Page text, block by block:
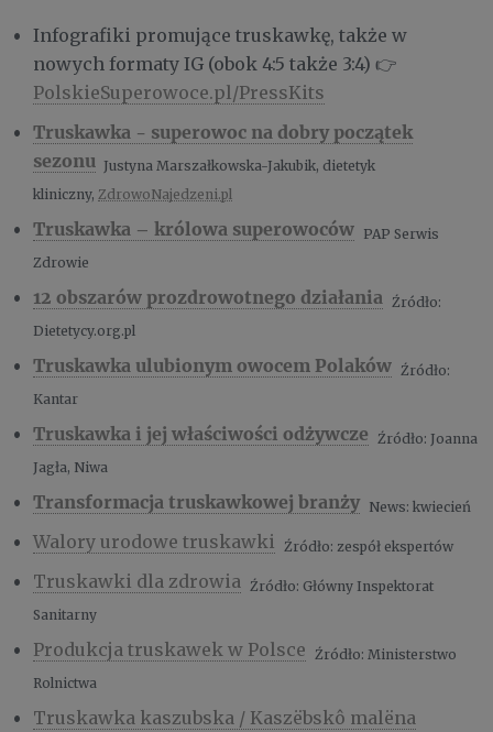
Infografiki promujące truskawkę, także w
nowych formaty IG (obok 4:5 także 3:4) 👉
PolskieSuperowoce.pl/PressKits
Truskawka - superowoc na dobry początek
sezonu Justyna Marszałkowska-Jakubik, dietetyk
kliniczny, ZdrowoNajedzeni.pl
Truskawka – królowa superowoców PAP Serwis
Zdrowie
12 obszarów prozdrowotnego działania Źródło:
Dietetycy.org.pl
Truskawka ulubionym owocem Polaków Źródło:
Kantar
Truskawka i jej właściwości odżywcze Źródło: Joanna
Jagła, Niwa
Transformacja truskawkowej branży News: kwiecień
Walory urodowe truskawki Źródło: zespół ekspertów
Truskawki dla zdrowia Źródło: Główny Inspektorat
Sanitarny
Produkcja truskawek w Polsce Źródło: Ministerstwo
Rolnictwa
Truskawka kaszubska / Kaszëbskô malëna